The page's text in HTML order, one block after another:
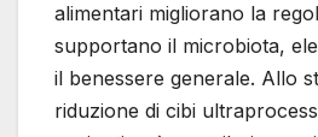
alimentari migliorano la
supportano il microbiota,
il benessere generale. Allo
riduzione di cibi